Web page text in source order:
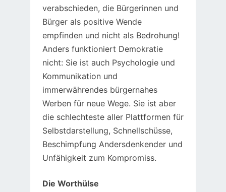
verabschieden, die Bürgerinnen und
Bürger als positive Wende
empfinden und nicht als Bedrohung!
Anders funktioniert Demokratie
nicht: Sie ist auch Psychologie und
Kommunikation und
immerwährendes bürgernahes
Werben für neue Wege. Sie ist aber
die schlechteste aller Plattformen für
Selbstdarstellung, Schnellschüsse,
Beschimpfung Andersdenkender und
Unfähigkeit zum Kompromiss.
Die Worthülse